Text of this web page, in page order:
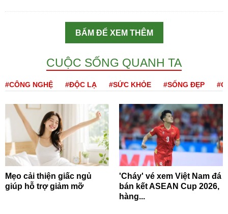
BẤM ĐỂ XEM THÊM
CUỘC SỐNG QUANH TA
#CÔNG NGHỆ #ĐỘC LẠ #SỨC KHỎE #SỐNG ĐẸP
Mẹo cải thiện giấc ngủ
giúp hỗ trợ giảm mỡ
'Cháy' vé xem Việt Nam đá
bán kết ASEAN Cup 2026,
hàng...